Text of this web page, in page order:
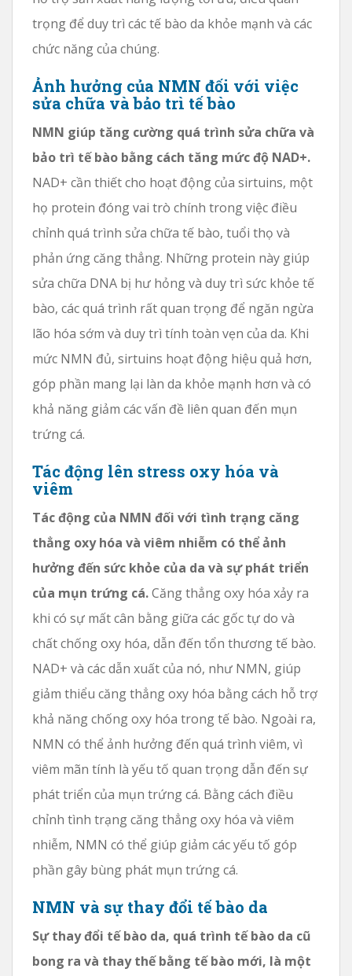
trọng để duy trì các tế bào da khỏe mạnh và các
chức năng của chúng.
Ảnh hưởng của NMN đối với việc
sửa chữa và bảo trì tế bào
NMN giúp tăng cường quá trình sửa chữa và
bảo trì tế bào bằng cách tăng mức độ NAD+.
NAD+ cần thiết cho hoạt động của sirtuins, một
họ protein đóng vai trò chính trong việc điều
chỉnh quá trình sửa chữa tế bào, tuổi thọ và
phản ứng căng thẳng. Những protein này giúp
sửa chữa DNA bị hư hỏng và duy trì sức khỏe tế
bào, các quá trình rất quan trọng để ngăn ngừa
lão hóa sớm và duy trì tính toàn vẹn của da. Khi
mức NMN đủ, sirtuins hoạt động hiệu quả hơn,
góp phần mang lại làn da khỏe mạnh hơn và có
khả năng giảm các vấn đề liên quan đến mụn
trứng cá.
Tác động lên stress oxy hóa và
viêm
Tác động của NMN đối với tình trạng căng
thẳng oxy hóa và viêm nhiễm có thể ảnh
hưởng đến sức khỏe của da và sự phát triển
của mụn trứng cá.Căng thẳng oxy hóa xảy ra
khi có sự mất cân bằng giữa các gốc tự do và
chất chống oxy hóa, dẫn đến tổn thương tế bào.
NAD+ và các dẫn xuất của nó, như NMN, giúp
giảm thiểu căng thẳng oxy hóa bằng cách hỗ trợ
khả năng chống oxy hóa trong tế bào. Ngoài ra,
NMN có thể ảnh hưởng đến quá trình viêm, vì
viêm mãn tính là yếu tố quan trọng dẫn đến sự
phát triển của mụn trứng cá. Bằng cách điều
chỉnh tình trạng căng thẳng oxy hóa và viêm
nhiễm, NMN có thể giúp giảm các yếu tố góp
phần gây bùng phát mụn trứng cá.
NMN và sự thay đổi tế bào da
Sự thay đổi tế bào da, quá trình tế bào da cũ
bong ra và thay thế bằng tế bào mới, là một